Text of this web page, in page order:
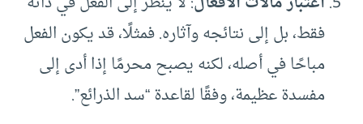
فقط، بل إلى نتائجه وآثاره. فمثلًا، قد يكون الفعل
مباحًا في أصله، لكنه يصبح محرمًا إذا أدى إلى
مفسدة عظيمة، وفقًا لقاعدة “سد الذرائع”.